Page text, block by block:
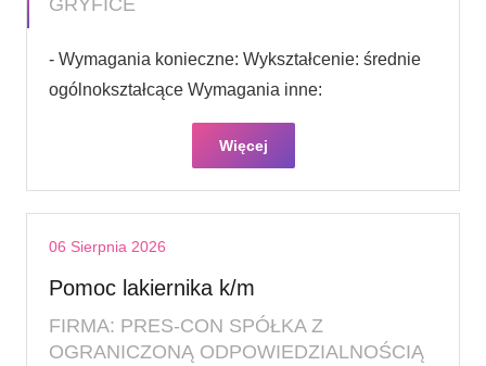
- Wymagania konieczne: Wykształcenie: średnie
ogólnokształcące Wymagania inne:
Więcej
06 Sierpnia 2026
Pomoc lakiernika k/m
FIRMA: PRES-CON SPÓŁKA Z
OGRANICZONĄ ODPOWIEDZIALNOŚCIĄ